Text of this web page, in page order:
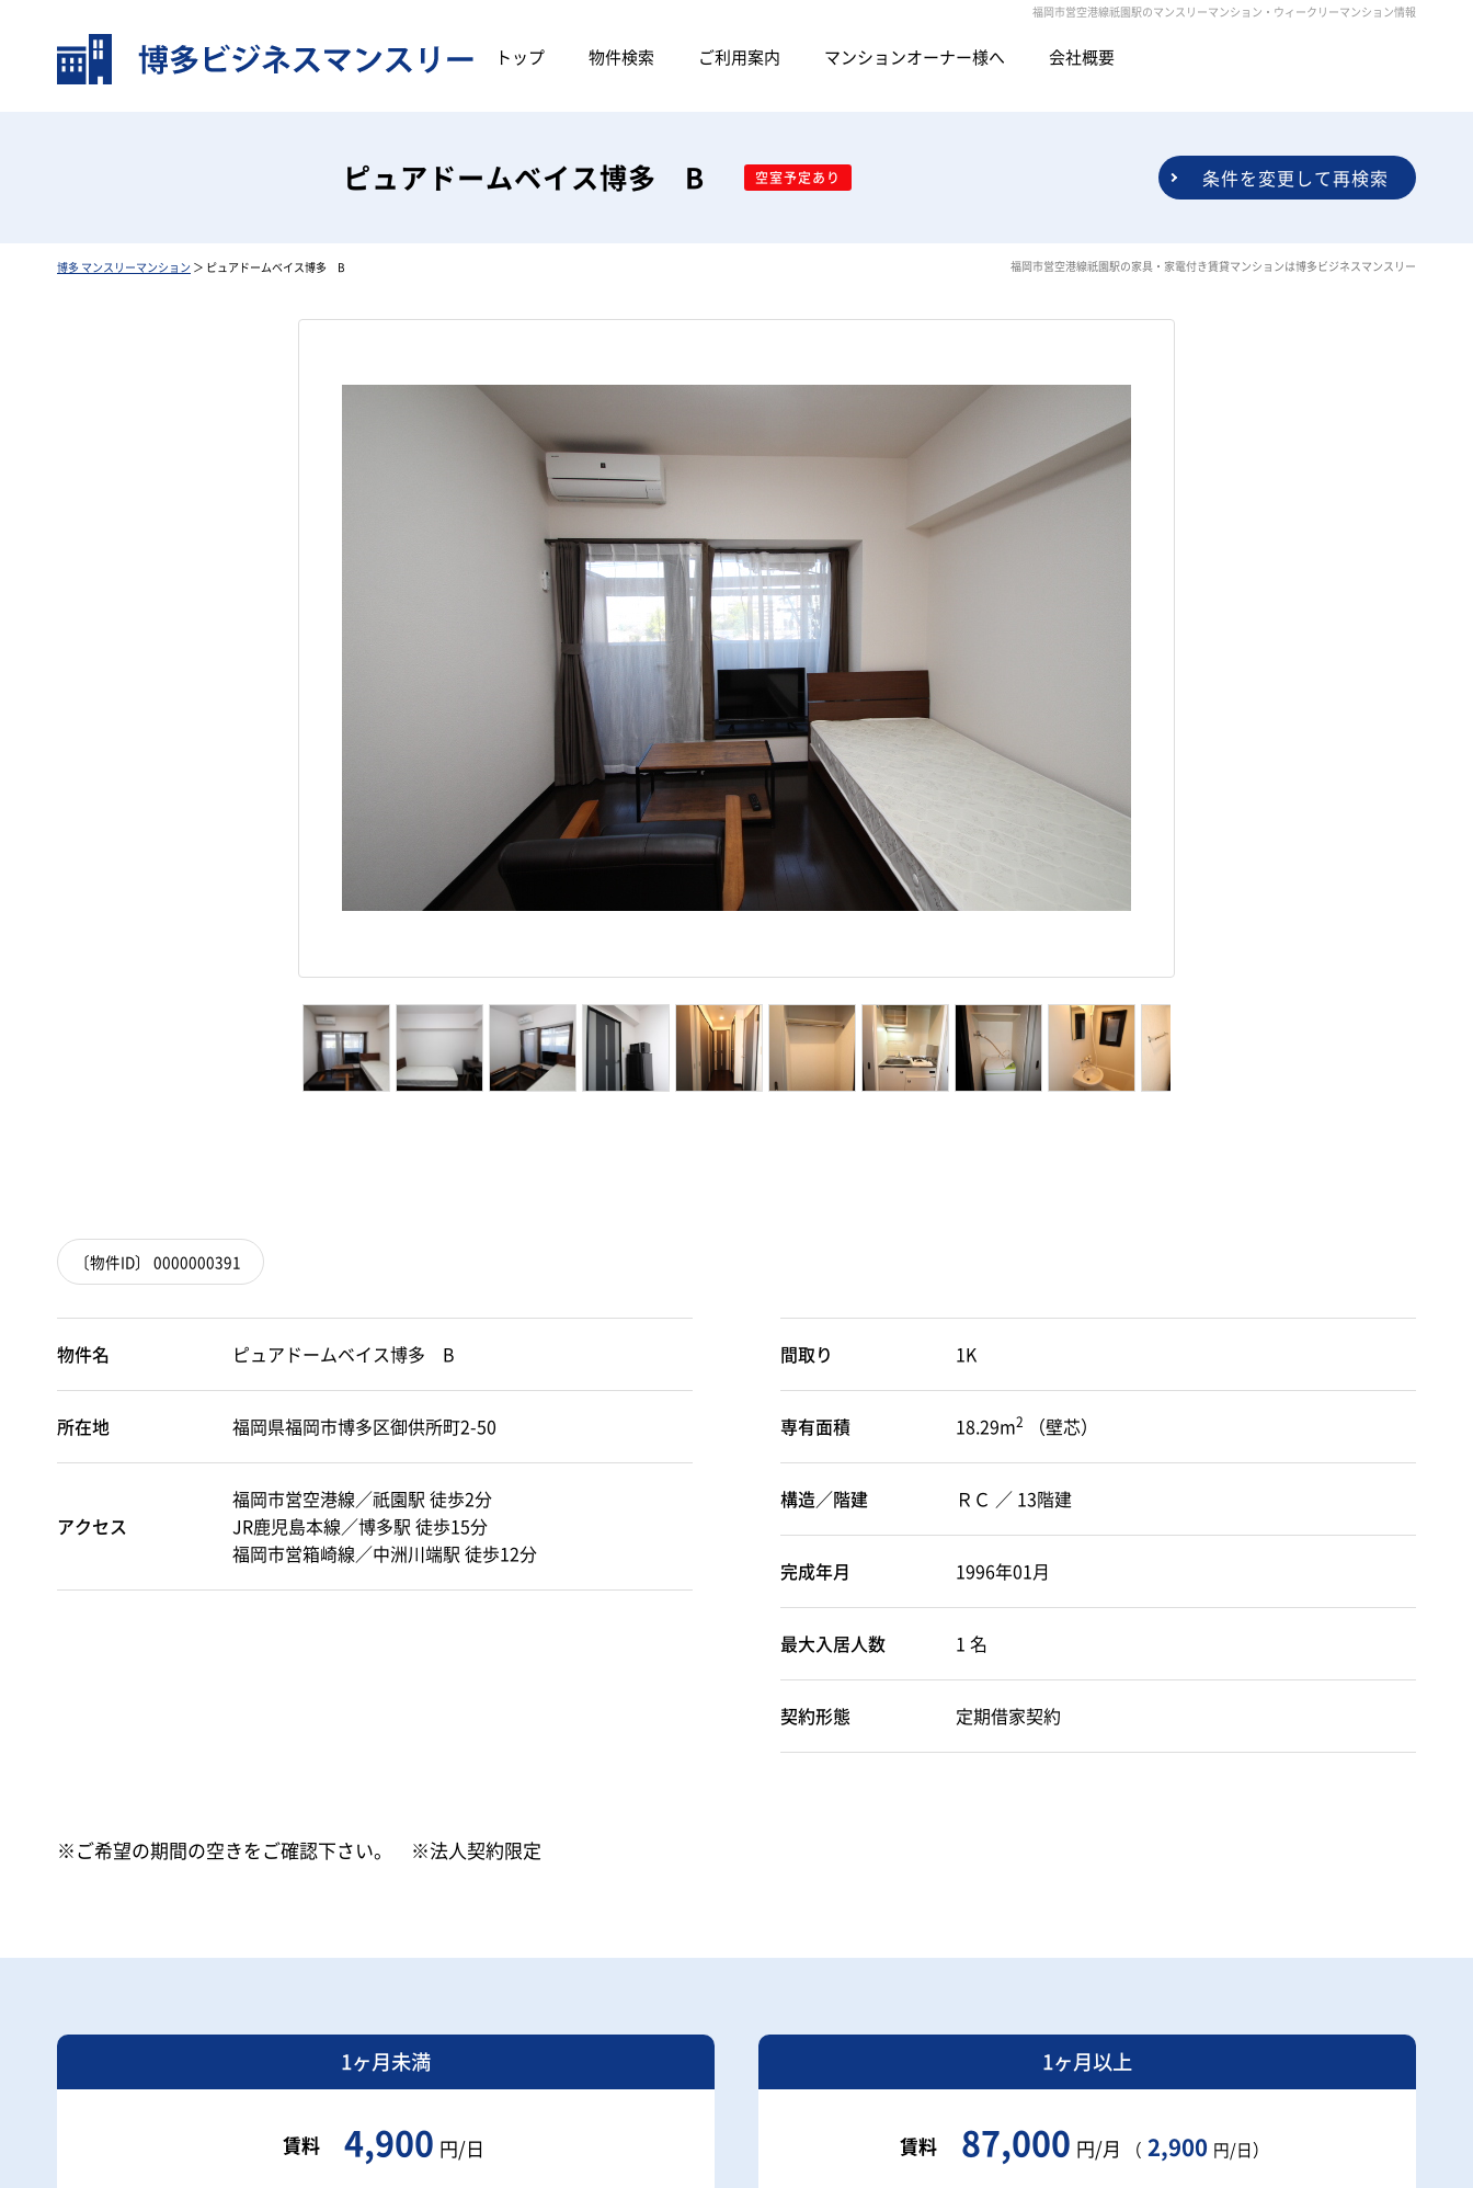
福岡市営空港線祇園駅のマンスリーマンション・ウィークリーマンション情報
トップ 物件検索 ご利用案内 マンションオーナー様へ 会社概要
ピュアドームベイス博多 B 空室予定あり 条件を変更して再検索
博多 マンスリーマンション ＞ ピュアドームベイス博多 B 福岡市営空港線祇園駅の家具・家電付き賃貸マンションは博多ビジネスマンスリー
〔物件ID〕 0000000391
物件名 ピュアドームベイス博多 B
所在地 福岡県福岡市博多区御供所町2-50
アクセス
福岡市営空港線／祇園駅 徒歩2分
JR鹿児島本線／博多駅 徒歩15分
福岡市営箱崎線／中洲川端駅 徒歩12分
間取り 1K
専有面積 18.29m2 （壁芯）
構造／階建 ＲＣ ／ 13階建
完成年月 1996年01月
最大入居人数 1 名
契約形態 定期借家契約
※ご希望の期間の空きをご確認下さい。 ※法人契約限定
1ヶ月未満
賃料 4,900 円/日
1ヶ月以上
賃料 87,000 円/月 （ 2,900 円/日）